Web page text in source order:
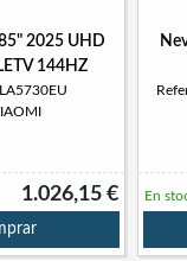
2025 UHD
144HZ
1.026,15 € En